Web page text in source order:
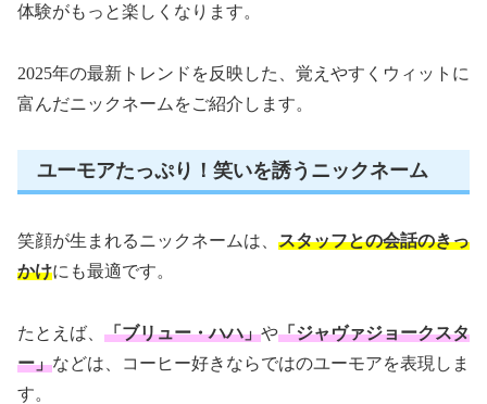
体験がもっと楽しくなります。
2025年の最新トレンドを反映した、覚えやすくウィットに
富んだニックネームをご紹介します。
ユーモアたっぷり！笑いを誘うニックネーム
笑顔が生まれるニックネームは、 スタッフとの会話のきっ
かけにも最適です。
たとえば、 「ブリュー・ハハ」や「ジャヴァジョークスタ
ー」などは、コーヒー好きならではのユーモアを表現しま
す。